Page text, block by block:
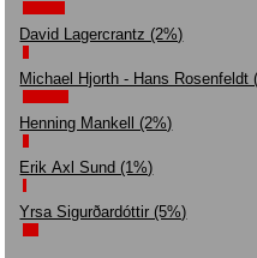
David Lagercrantz (2%)
Michael Hjorth - Hans Rosenfeldt
Henning Mankell (2%)
Erik Axl Sund (1%)
Yrsa Sigurðardóttir (5%)